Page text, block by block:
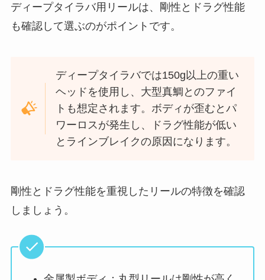
ディープタイラバ用リールは、剛性とドラグ性能
も確認して選ぶのがポイントです。
ディープタイラバでは150g以上の重い
ヘッドを使用し、大型真鯛とのファイ
トも想定されます。ボディが歪むとパ
ワーロスが発生し、ドラグ性能が低い
とラインブレイクの原因になります。
剛性とドラグ性能を重視したリールの特徴を確認
しましょう。